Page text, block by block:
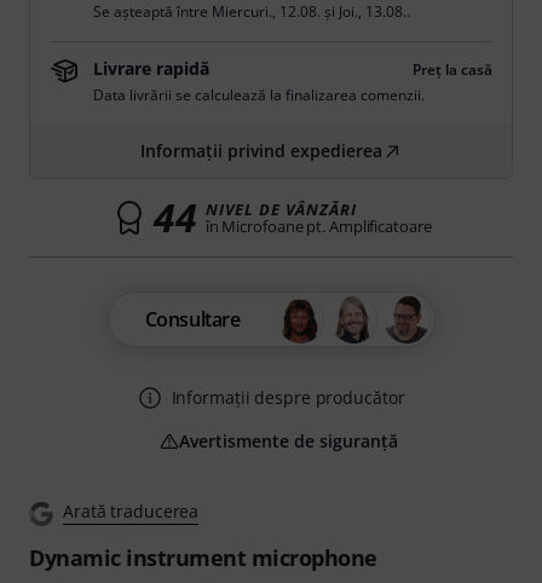
Arată traducerea
Dynamic instrument microphone
Se așteaptă între Miercuri., 12.08. și Joi., 13.08..
Livrare rapidă
Preț la casă
Data livrării se calculează la finalizarea comenzii.
Informații privind expedierea
44 NIVEL DE VÂNZĂRI
în Microfoane pt. Amplificatoare
Consultare
Informații despre producător
Avertismente de siguranță